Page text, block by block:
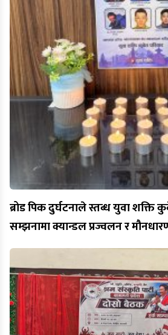
ब्रोड पिक दुर्घटनाले स्तब्ध युवा
सम्झनामा क्यान्डल प्रज्वलन र